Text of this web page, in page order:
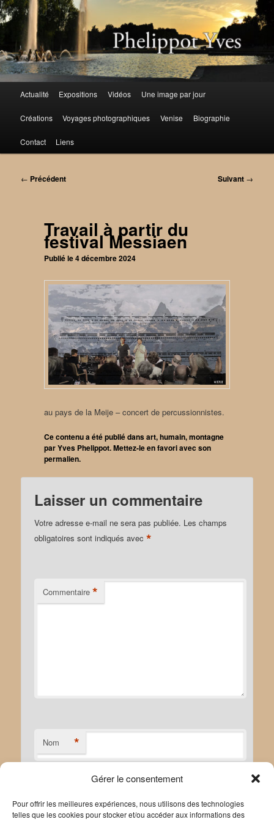
Gérer le consentement
Pour offrir les meilleures expériences, nous utilisons des technologies
telles que les cookies pour stocker et/ou accéder aux informations des
Aller
au
contenu
principal
Actualité Expositions Vidéos Une image par jour
Créations Voyages photographiques Venise Biographie
Contact Liens
Navigation
← Précédent Suivant →
Travail à partir du
festival Messiaen
Publié le4 décembre 2024
au pays de la Meije – concert de percussionnistes.
Ce contenu a été publié dansart,humain,montagne
parYves Phelippot. Mettez-le en favori avec son
permalien.
Laisser un commentaire
Votre adresse e-mail ne sera pas publiée. Les champs
obligatoires sont indiqués avec*
Commentaire *
Nom *
E-mail *